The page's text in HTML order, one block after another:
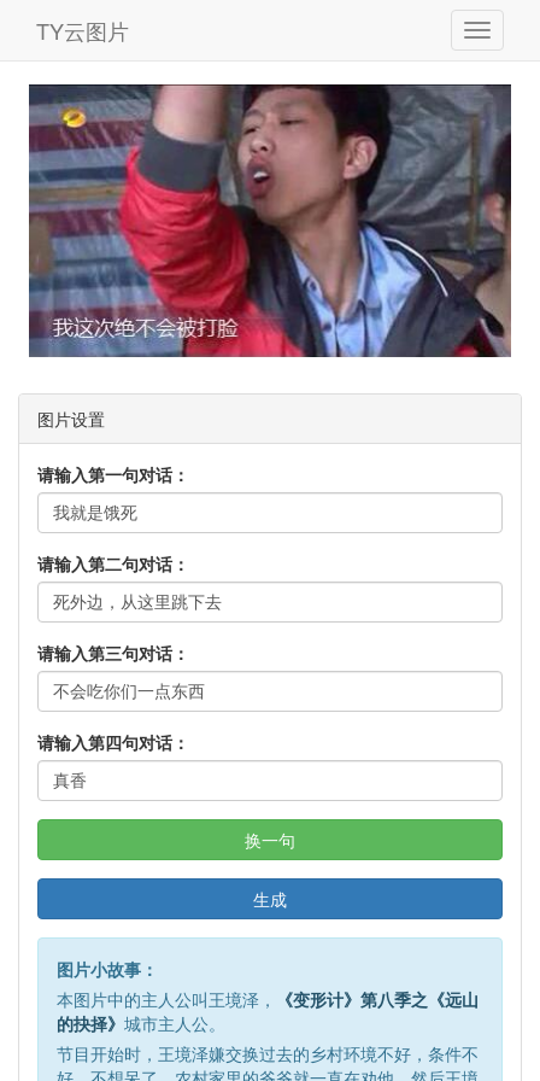
TY云图片
图片设置
请输入第一句对话：
请输入第二句对话：
请输入第三句对话：
请输入第四句对话：
换一句
生成
图片小故事：
本图片中的主人公叫王境泽，
《变形计》第八季之《远山
的抉择》 城市主人公。
节目开始时，王境泽嫌交换过去的乡村环境不好，条件不